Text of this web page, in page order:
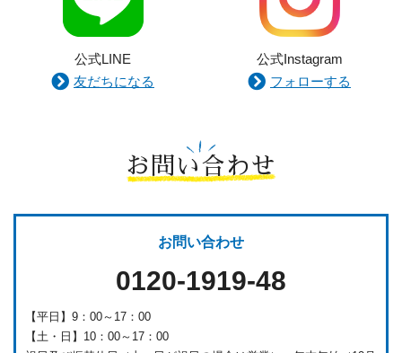
公式LINE
友だちになる
公式Instagram
フォローする
お問い合わせ
お問い合わせ
0120-1919-48
【平日】9：00～17：00
【土・日】10：00～17：00